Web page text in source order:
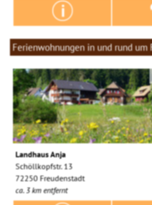
Ferienwohnungen in und rund um
Landhaus Anja
Schöllkopfstr. 13
72250 Freudenstadt
ca. 3 km entfernt